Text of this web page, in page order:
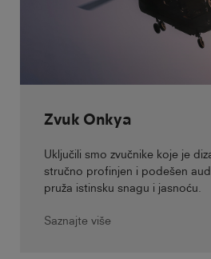
Zvuk Onkya
Uključili smo zvučnike koje je
stručno profinjen i podešen
pruža istinsku snagu i jasnoću.
Saznajte više